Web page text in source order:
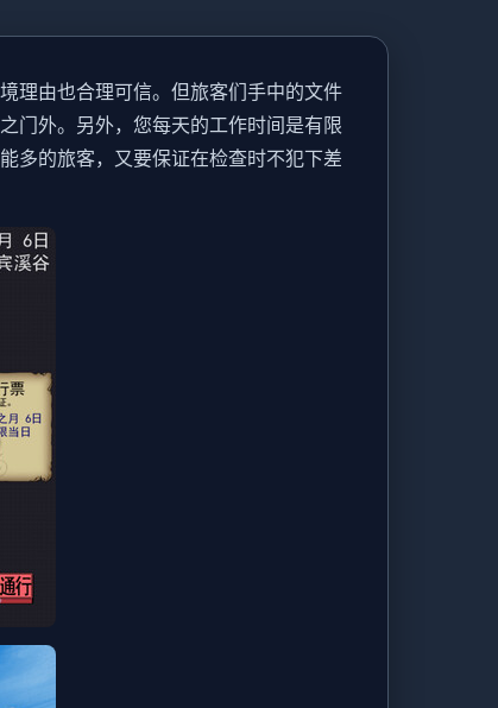
理由也合理可信。但旅客们手中的文件
门外。另外，您每天的工作时间是有限
多的旅客，又要保证在检查时不犯下差